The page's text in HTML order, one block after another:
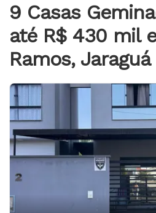
9 Casas
até R$ 430 mil
Ramos,